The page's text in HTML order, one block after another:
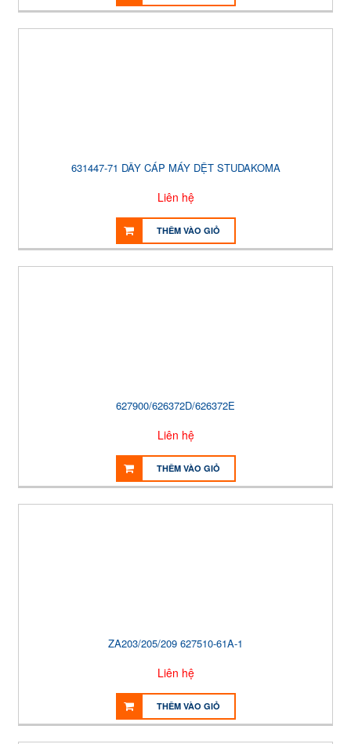
631447-71 DÂY CÁP MÁY DỆT STUDAKOMA
Liên hệ
THÊM VÀO GIỎ
627900/626372D/626372E
Liên hệ
THÊM VÀO GIỎ
ZA203/205/209 627510-61A-1
Liên hệ
THÊM VÀO GIỎ